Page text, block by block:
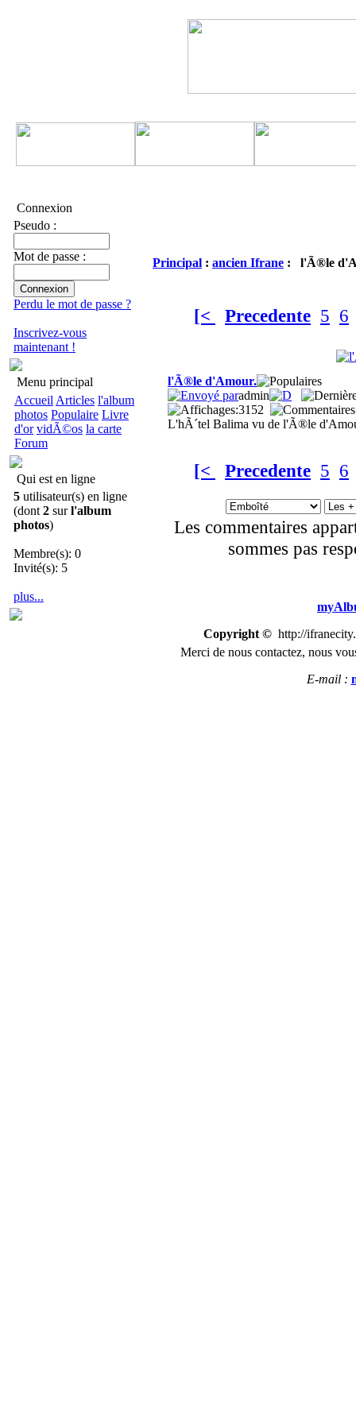
Connexion
Pseudo :
Mot de passe :
Perdu le mot de passe ?
Inscrivez-vous
maintenant !
Menu principal
Accueil Articles l'album
photos Populaire Livre
d'or vidÃ©os la carte
Forum
Qui est en ligne
5 utilisateur(s) en ligne
(dont 2 surl'album
photos)
Membre(s): 0
Invité(s): 5
plus...
Principal : ancien Ifrane : l'Ã®le
[< Precedente 5 6
l'Ã®le d'Amour.
admin
3152
L'hÃ´tel Balima vu de l'Ã®le
[< Precedente 5 6
Les commentaires
sommes pas
Copyright ©http://
Merci de nous contactez, nous
E-mail :